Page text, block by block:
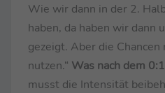
Wie wir dann in der 2.
haben, da haben wir dann
gezeigt. Aber die Chancen
nutzen.“ Was nach dem
musst die Intensität